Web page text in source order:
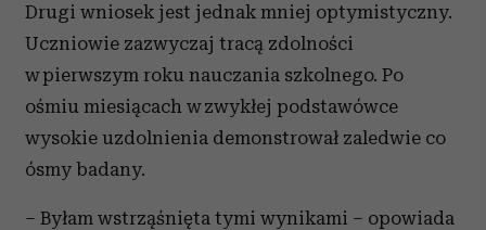
Drugi wniosek jest jednak mniej optymistyczny.
Uczniowie zazwyczaj tracą zdolności
w pierwszym roku nauczania szkolnego. Po
ośmiu miesiącach w zwykłej podstawówce
wysokie uzdolnienia demonstrował zaledwie co
ósmy badany.
– Byłam wstrząśnięta tymi wynikami – opowiada